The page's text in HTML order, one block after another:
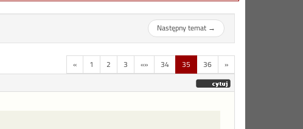
Następny temat→
« 1 2 3 «» 34 35 36 »